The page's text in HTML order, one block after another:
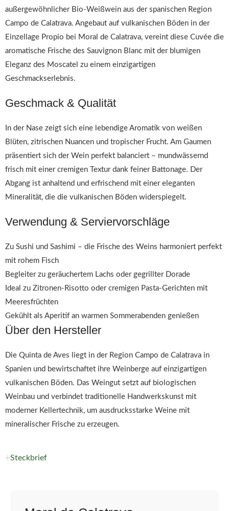
außergewöhnlicher Bio-Weißwein aus der spanischen Region
Campo de Calatrava. Angebaut auf vulkanischen Böden in der
Einzellage Propio bei Moral de Calatrava, vereint diese Cuvée die
aromatische Frische des Sauvignon Blanc mit der blumigen
Eleganz des Moscatel zu einem einzigartigen
Geschmackserlebnis.
Geschmack & Qualität
In der Nase zeigt sich eine lebendige Aromatik von weißen
Blüten, zitrischen Nuancen und tropischer Frucht. Am Gaumen
präsentiert sich der Wein perfekt balanciert – mundwässernd
frisch mit einer cremigen Textur dank feiner Battonage. Der
Abgang ist anhaltend und erfrischend mit einer eleganten
Mineralität, die die vulkanischen Böden widerspiegelt.
Verwendung & Serviervorschläge
Zu Sushi und Sashimi – die Frische des Weins harmoniert perfekt
mit rohem Fisch
Begleiter zu geräuchertem Lachs oder gegrillter Dorade
Ideal zu Zitronen-Risotto oder cremigen Pasta-Gerichten mit
Meeresfrüchten
Gekühlt als Aperitif an warmen Sommerabenden genießen
Über den Hersteller
Die Quinta de Aves liegt in der Region Campo de Calatrava in
Spanien und bewirtschaftet ihre Weinberge auf einzigartigen
vulkanischen Böden. Das Weingut setzt auf biologischen
Weinbau und verbindet traditionelle Handwerkskunst mit
moderner Kellertechnik, um ausdrucksstarke Weine mit
mineralischer Frische zu erzeugen.
Steckbrief